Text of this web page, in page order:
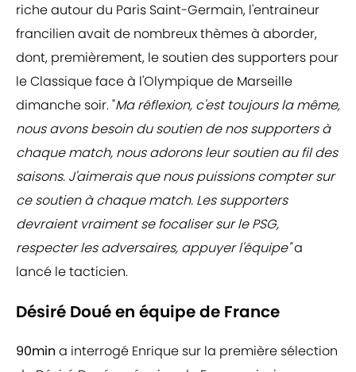
riche autour du Paris Saint-Germain, l'entraineur
francilien avait de nombreux thèmes à aborder,
dont, premièrement, le soutien des supporters pour
le Classique face à l'Olympique de Marseille
dimanche soir. "Ma réflexion, c'est toujours la même,
nous avons besoin du soutien de nos supporters à
chaque match, nous adorons leur soutien au fil des
saisons. J'aimerais que nous puissions compter sur
ce soutien à chaque match. Les supporters
devraient vraiment se focaliser sur le PSG,
respecter les adversaires, appuyer l'équipe"a
lancé le tacticien.
Désiré Doué en équipe de France
90min a interrogé Enrique sur la première sélection